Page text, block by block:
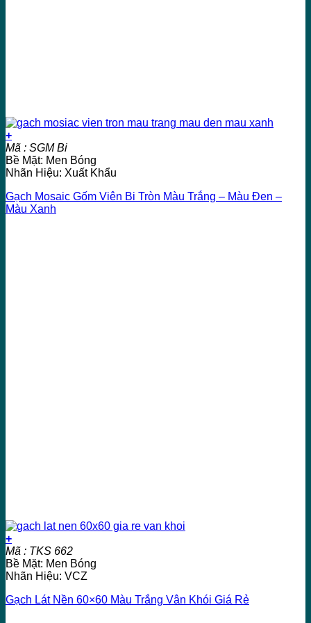
+
Mã : SGM Bi
Bề Mặt: Men Bóng
Nhãn Hiệu: Xuất Khẩu
Gạch Mosaic Gốm Viên Bi Tròn Màu Trắng – Màu Đen –
Màu Xanh
+
Mã : TKS 662
Bề Mặt: Men Bóng
Nhãn Hiệu: VCZ
Gạch Lát Nền 60×60 Màu Trắng Vân Khói Giá Rẻ